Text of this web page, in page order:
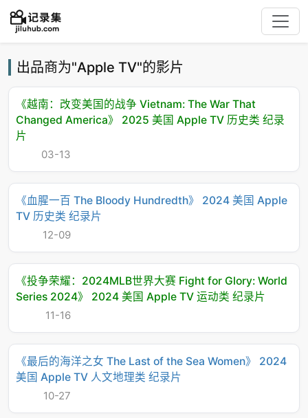
出品商为"Apple TV"的影片
《越南：改变美国的战争 Vietnam: The War That
Changed America》 2025 美国 Apple TV 历史类 纪录
片
03-13
《血腥一百 The Bloody Hundredth》 2024 美国 Apple
TV 历史类 纪录片
12-09
《投争荣耀：2024MLB世界大赛 Fight for Glory: World
Series 2024》 2024 美国 Apple TV 运动类 纪录片
11-16
《最后的海洋之女 The Last of the Sea Women》 2024
美国 Apple TV 人文地理类 纪录片
10-27